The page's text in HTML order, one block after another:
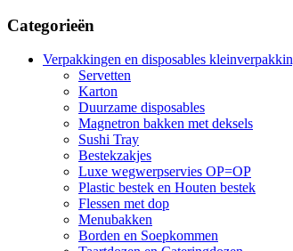
Categorieën
Verpakkingen en disposables
Servetten
Karton
Duurzame disposables
Magnetron bakken met deksels
Sushi Tray
Bestekzakjes
Luxe wegwerpservies OP=OP
Plastic bestek en Houten bestek
Flessen met dop
Menubakken
Borden en Soepkommen